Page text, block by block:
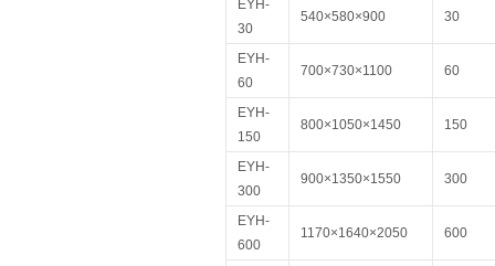
EYH-
30
540×580×900 30
EYH-
60
700×730×1100 60
EYH-
150
800×1050×1450 150
EYH-
300
900×1350×1550 300
EYH-
600
1170×1640×2050 600